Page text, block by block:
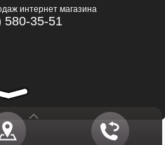
интернет магазина
580-35-51